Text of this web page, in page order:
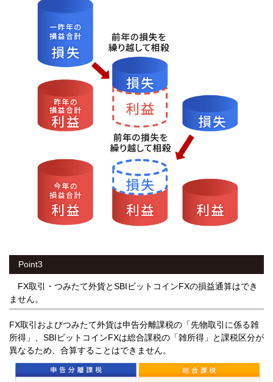
Point3
FX取引・つみたて外貨とSBIビットコインFXの損益通算はでき
ません。
FX取引およびつみたて外貨は申告分離課税の「先物取引に係る雑
所得」、SBIビットコインFXは総合課税の「雑所得」と課税区分が
異なるため、合算することはできません。